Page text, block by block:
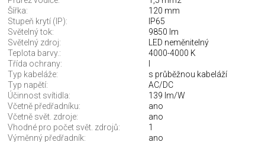
Šířka:
120 mm
Stupeň krytí (IP):
IP65
Světelný tok:
9850 lm
Světelný zdroj:
LED neměnitelný
Teplota barvy.:
4000-4000 K
Třída ochrany:
Typ kabeláže:
s průběžnou kabeláží
Typ napětí:
AC/DC
Účinnost svítidla:
139 lm/W
Včetně předřadníku:
ano
Včetně svět. zdroje:
ano
Vhodné pro počet svět. zdrojů:
1
Výměnný předřadník:
ano